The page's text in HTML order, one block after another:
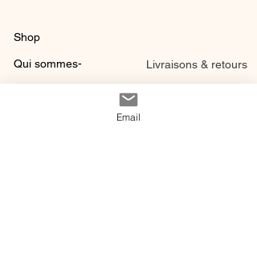
Shop
Qui sommes-
instagram
Livraisons & retours
Email